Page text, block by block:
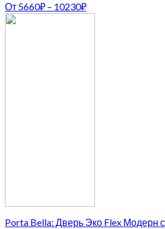
От 5660₽ – 10230₽
Porta Bella: Дверь Эко Flex Модерн